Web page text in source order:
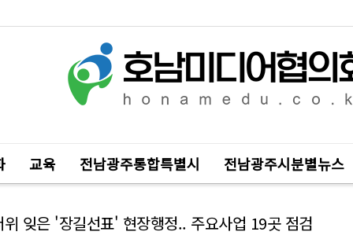
교육 전남광주통합특별시 전남광주시분별뉴스
잊은 '장길선표' 현장행정.. 주요사업 19곳 점검